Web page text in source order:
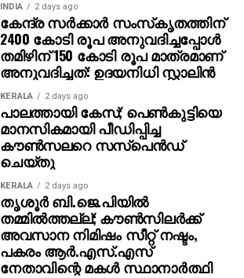
INDIA 2 days ago
കേന്ദ്ര സര്‍ക്കാര്‍ സംസ്‌കൃതത്തിന്
2400 കോടി രൂപ അനുവദിച്ചപ്പോള്‍
തമിഴിന് 150 കോടി രൂപ മാത്രമാണ്
അനുവദിച്ചത്: ഉദയനിധി സ്റ്റാലിന്‍
KERALA 2 days ago
പാലത്തായി കേസ്; പെൺകുട്ടിയെ
മാനസികമായി പീഡിപ്പിച്ച
കൗൺസലറെ സസ്പെൻഡ്
ചെയ്തു
KERALA 2 days ago
തൃശൂര്‍ ബി.ജെ.പിയില്‍
തമ്മില്‍ത്തല്ല്; കൗണ്‍സിലര്‍ക്ക്
അവസാന നിമിഷം സീറ്റ് നഷ്ടം,
പകരം ആര്‍.എസ്.എസ്
നേതാവിന്റെ മകള്‍ സ്ഥാനാര്‍ത്ഥി